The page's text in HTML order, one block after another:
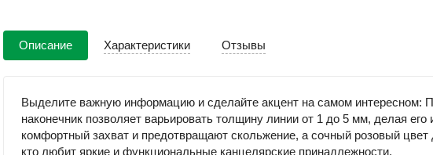
Описание Характеристики Отзывы
Выделите важную информацию и сделайте акцент на самом
наконечник позволяет варьировать толщину линии от 1 до 5 мм, делая
комфортный захват и предотвращают скольжение, а сочный розовый
кто любит яркие и функциональные канцелярские принадлежности.